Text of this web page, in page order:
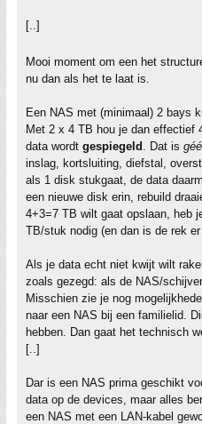
[..]
Mooi moment om een het
nu dan als het te laat is.
Een NAS met (minimaal) 2 bays
Met 2 x 4 TB hou je dan effectief
data wordt gespiegeld . Dat is
inslag, kortsluiting, diefstal,
als 1 disk stukgaat, de data
een nieuwe disk erin, rebuild
4+3=7 TB wilt gaat opslaan, heb
TB/stuk nodig (en dan is de rek
Als je data echt niet kwijt wilt
zoals gezegd: als de NAS/
Misschien zie je nog
naar een NAS bij een familielid.
hebben. Dan gaat het technisch
[..]
Dar is een NAS prima geschikt
data op de devices, maar alles
een NAS met een LAN-kabel